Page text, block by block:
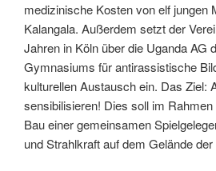
medizinische Kosten von elf jungen
Kalangala. Außerdem setzt der
Jahren in Köln über die Uganda AG
Gymnasiums für antirassistische
kulturellen Austausch ein. Das Ziel:
sensibilisieren! Dies soll im
Bau einer gemeinsamen
und Strahlkraft auf dem Gelände